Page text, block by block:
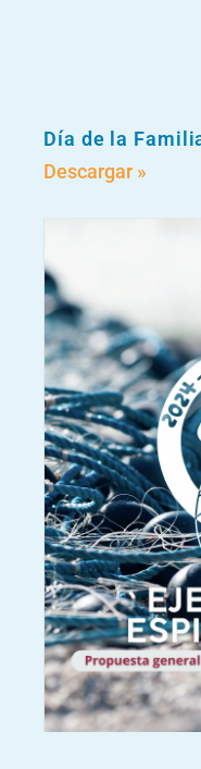
Día de la
Descargar »